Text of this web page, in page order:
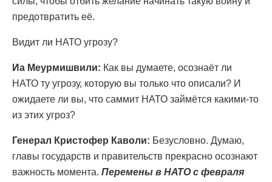
предотвратить её.
Видит ли НАТО угрозу?
Иа Меурмишвили: Как вы думаете, осознаёт ли
НАТО ту угрозу, которую вы только что описали? И
ожидаете ли вы, что саммит НАТО займётся какими-то
из этих угроз?
Генерал Кристофер Каволи: Безусловно. Думаю,
главы государств и правительств прекрасно осознают
важность момента. Перемены в НАТО с февраля